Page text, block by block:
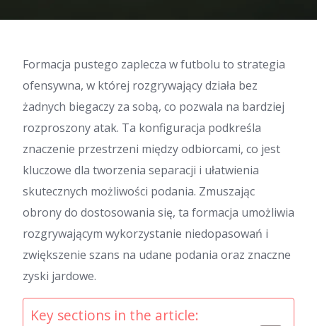
Formacja pustego zaplecza w futbolu to strategia
ofensywna, w której rozgrywający działa bez
żadnych biegaczy za sobą, co pozwala na bardziej
rozproszony atak. Ta konfiguracja podkreśla
znaczenie przestrzeni między odbiorcami, co jest
kluczowe dla tworzenia separacji i ułatwienia
skutecznych możliwości podania. Zmuszając
obrony do dostosowania się, ta formacja umożliwia
rozgrywającym wykorzystanie niedopasowań i
zwiększenie szans na udane podania oraz znaczne
zyski jardowe.
Key sections in the article: